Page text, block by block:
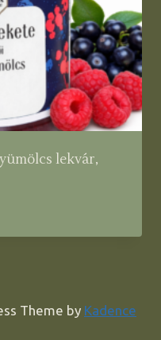
lekvár,
Theme by Kadence